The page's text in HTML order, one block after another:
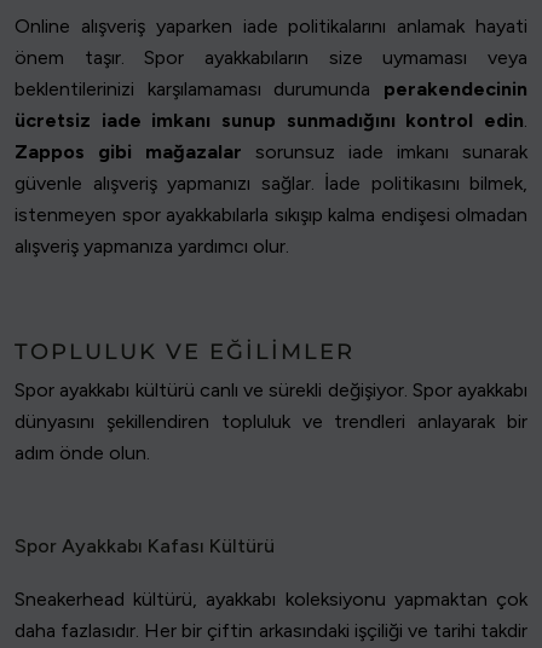
Online alışveriş yaparken iade politikalarını anlamak hayati
önem taşır. Spor ayakkabıların size uymaması veya
beklentilerinizi karşılamaması durumunda perakendecinin
ücretsiz iade imkanı sunup sunmadığını kontrol edin.
Zappos gibi mağazalar sorunsuz iade imkanı sunarak
güvenle alışveriş yapmanızı sağlar. İade politikasını bilmek,
istenmeyen spor ayakkabılarla sıkışıp kalma endişesi olmadan
alışveriş yapmanıza yardımcı olur.
TOPLULUK VE EĞILIMLER
Spor ayakkabı kültürü canlı ve sürekli değişiyor. Spor ayakkabı
dünyasını şekillendiren topluluk ve trendleri anlayarak bir
adım önde olun.
Spor Ayakkabı Kafası Kültürü
Sneakerhead kültürü, ayakkabı koleksiyonu yapmaktan çok
daha fazlasıdır. Her bir çiftin arkasındaki işçiliği ve tarihi takdir